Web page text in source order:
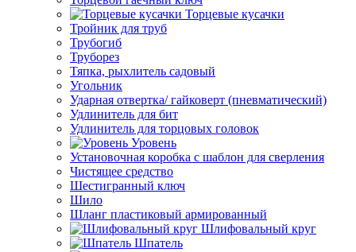
Торцевые кусачки
Тройник для труб
Трубогиб
Труборез
Тяпка, рыхлитель садовый
Угольник
Ударная отвертка/ гайковерт (пневматический)
Удлинитель для бит
Удлинитель для торцовых головок
Уровень
Установочная коробка с шаблон для сверления
Чистящее средство
Шестигранный ключ
Шило
Шланг пластиковый армированный
Шлифовальный круг
Шпатель